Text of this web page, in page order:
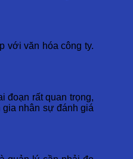
với văn hóa công ty.
đoạn rất quan trọng,
nhân sự đánh giá